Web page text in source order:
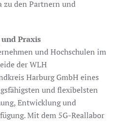
zu den Partnern und
Praxis
und Hochschulen im
der WLH
Harburg GmbH eines
und flexibelsten
Entwicklung und
Mit dem 5G-Reallabor